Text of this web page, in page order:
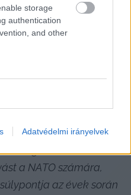
storage
authentication
and other
Adatvédelmi irányelvek
Líbia ad otthont a
műveleti
Honvédség
különleges
2005 óta
és logisztikai
a Száhel-övezet
a NATO számára,
az évek során